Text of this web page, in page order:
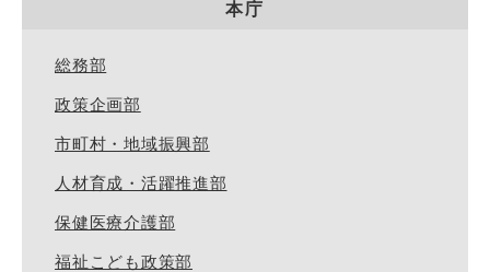
本庁
総務部
政策企画部
市町村・地域振興部
人材育成・活躍推進部
保健医療介護部
福祉こども政策部